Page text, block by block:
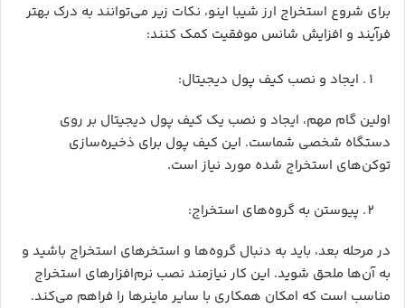
برای شروع استخراج ارز شیبا اینو، نکات زیر می‌توانند به درک بهتر
فرآیند و افزایش شانس موفقیت کمک کنند:
ایجاد و نصب کیف پول دیجیتال:
اولین گام مهم، ایجاد و نصب یک کیف پول دیجیتال بر روی
دستگاه شخصی شماست. این کیف پول برای ذخیره‌سازی
توکن‌های استخراج شده مورد نیاز است.
پیوستن به گروه‌های استخراج:
در مرحله بعد، باید به دنبال گروه‌ها و استخرهای استخراج باشید و
به آن‌ها ملحق شوید. این کار نیازمند نصب نرم‌افزارهای استخراج
مناسب است که امکان همکاری با سایر ماینرها را فراهم می‌کند.